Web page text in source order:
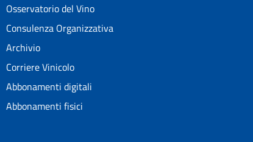
Osservatorio del Vino
Consulenza Organizzativa
Archivio
Corriere Vinicolo
Abbonamenti digitali
Abbonamenti fisici